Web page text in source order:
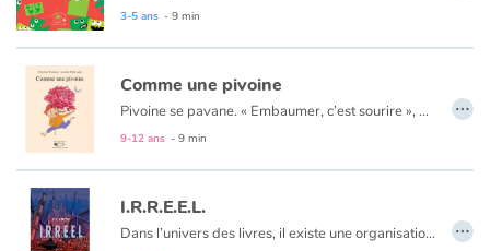
Formats et illustrations
Catalogue anglais
Contraste +
Aide
Un jour, un petit Vert tombe nez à nez avec un petit Rouge, et c’est le début d’une drôle d’aventure…
3-5 ans - 9 min
Comme une pivoine
Pivoine se pavane. « Embaumer, c’est sourire », Murmure le freesia. Pivoine, inodore, en rougit. Flagrant délice : La fragrance des lilas.
9-12 ans - 9 min
…
I.R.R.E.E.L.
Dans l’univers des livres, il existe une organisation secrète qui veille à ce que les histoires se déroulent comme elles ont été écrites. Elle a pour nom l’IRREEL : l’Institution de Régulation Romanesque des Êtres et Énergies des Livres. …